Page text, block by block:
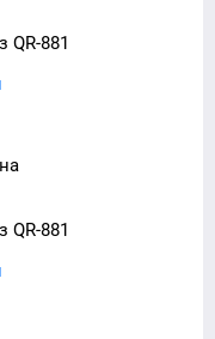
QR-881
QR-881